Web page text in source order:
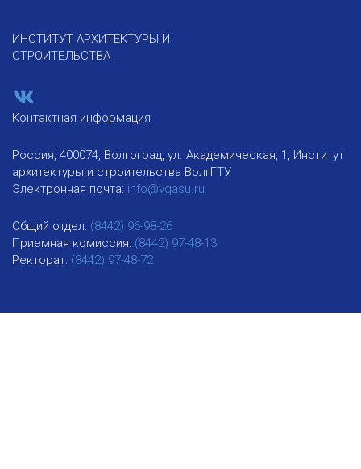
ИНСТИТУТ АРХИТЕКТУРЫ И
СТРОИТЕЛЬСТВА
Контактная информация
Россия, 400074, Волгоград, ул. Академическая, 1, Институт
архитектуры и строительства ВолгГТУ
Электронная почта: info@vgasu.ru
Общий отдел: (8442) 96-98-26
Приемная комиссия: (8442) 97-48-13
Ректорат: (8442) 97-48-72